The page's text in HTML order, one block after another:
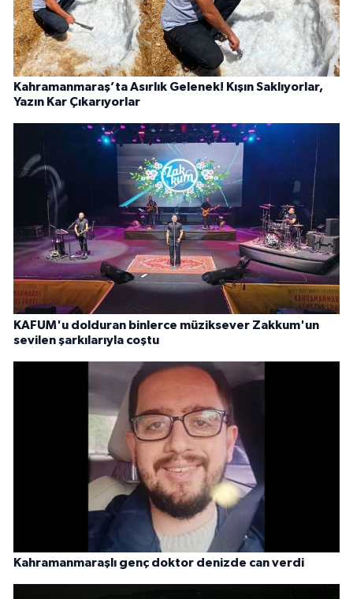
Kahramanmaraş’ta Asırlık Gelenek! Kışın Saklıyorlar,
Yazın Kar Çıkarıyorlar
KAFUM'u dolduran binlerce müziksever Zakkum'un
sevilen şarkılarıyla coştu
Kahramanmaraşlı genç doktor denizde can verdi